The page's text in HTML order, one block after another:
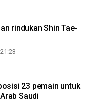
rindukan Shin Tae-
23 pemain untuk
Saudi